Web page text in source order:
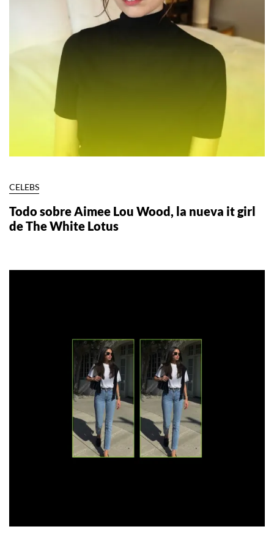
CELEBS
Todo sobre Aimee Lou Wood, la nueva it girl
de The White Lotus